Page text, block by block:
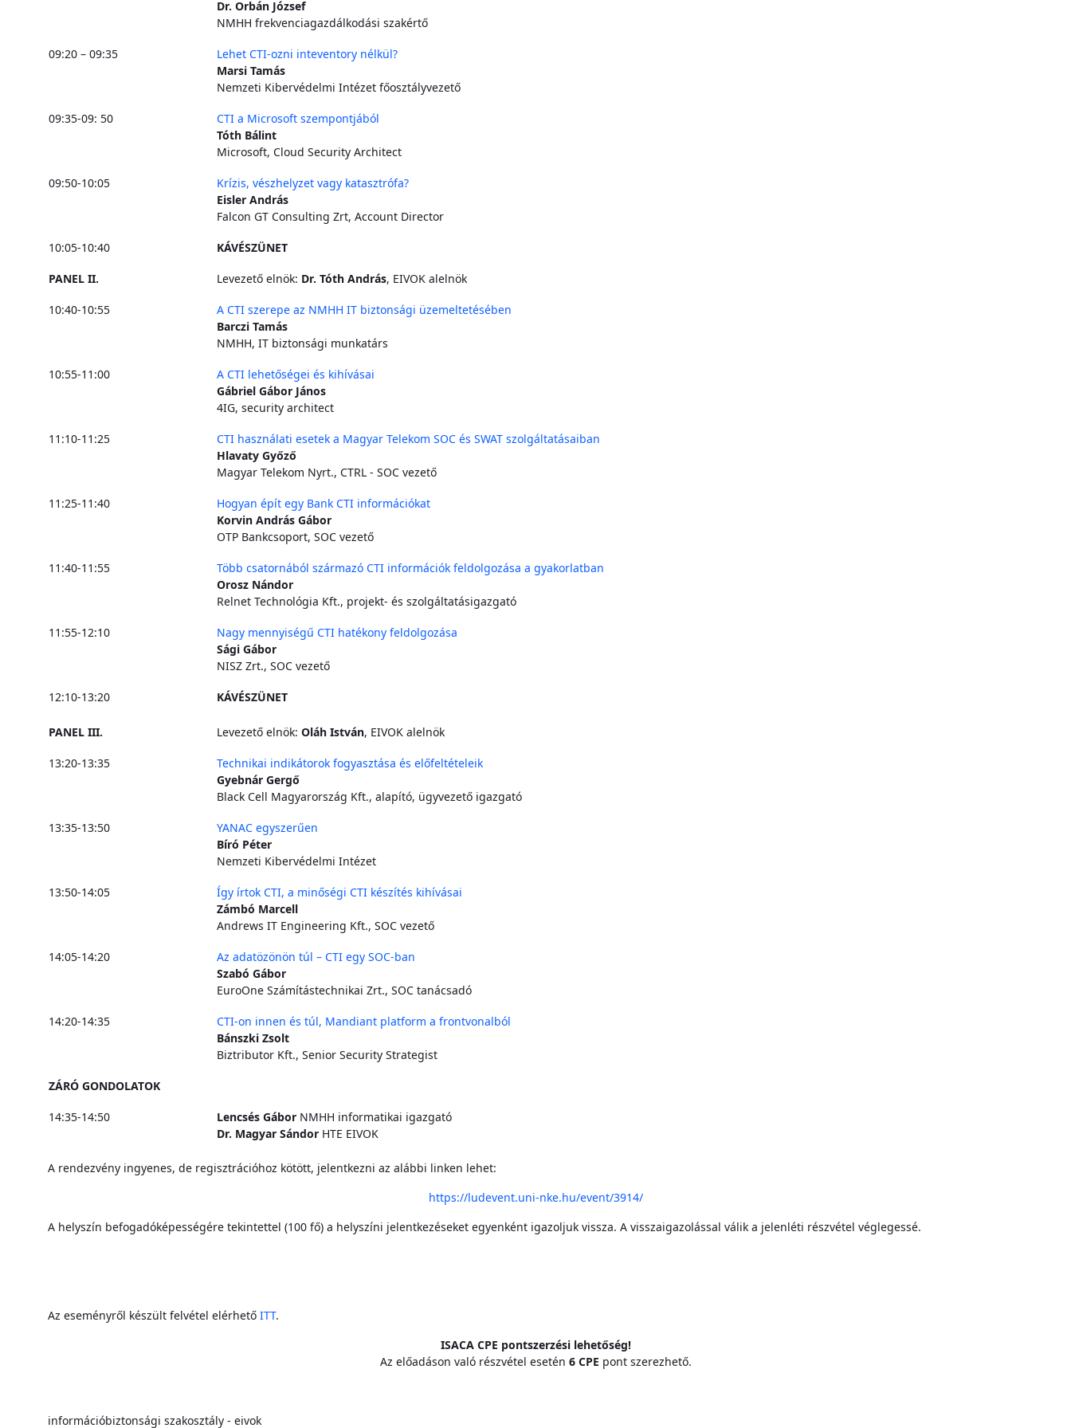
Dr. Orbán József
NMHH frekvenciagazdálkodási szakértő
09:20 – 09:35
Lehet CTI-ozni inteventory nélkül?
Marsi Tamás
Nemzeti Kibervédelmi Intézet főosztályvezető
09:35-09: 50
CTI a Microsoft szempontjából
Tóth Bálint
Microsoft, Cloud Security Architect
09:50-10:05
Krízis, vészhelyzet vagy katasztrófa?
Eisler András
Falcon GT Consulting Zrt, Account Director
10:05-10:40 KÁVÉSZÜNET
PANEL II. Levezető elnök: Dr. Tóth András, EIVOK alelnök
10:40-10:55
A CTI szerepe az NMHH IT biztonsági üzemeltetésében
Barczi Tamás
NMHH, IT biztonsági munkatárs
10:55-11:00
A CTI lehetőségei és kihívásai
Gábriel Gábor János
4IG, security architect
11:10-11:25
CTI használati esetek a Magyar Telekom SOC és SWAT szolgáltatásaiban
Hlavaty Győző
Magyar Telekom Nyrt., CTRL - SOC vezető
11:25-11:40
Hogyan épít egy Bank CTI információkat
Korvin András Gábor
OTP Bankcsoport, SOC vezető
11:40-11:55
Több csatornából származó CTI információk feldolgozása a gyakorlatban
Orosz Nándor
Relnet Technológia Kft., projekt- és szolgáltatásigazgató
11:55-12:10
Nagy mennyiségű CTI hatékony feldolgozása
Sági Gábor
NISZ Zrt., SOC vezető
12:10-13:20 KÁVÉSZÜNET
PANEL III. Levezető elnök: Oláh István, EIVOK alelnök
13:20-13:35
Technikai indikátorok fogyasztása és előfeltételeik
Gyebnár Gergő
Black Cell Magyarország Kft., alapító, ügyvezető igazgató
13:35-13:50
YANAC egyszerűen
Bíró Péter
Nemzeti Kibervédelmi Intézet
13:50-14:05
Így írtok CTI, a minőségi CTI készítés kihívásai
Zámbó Marcell
Andrews IT Engineering Kft., SOC vezető
14:05-14:20
Az adatözönön túl – CTI egy SOC-ban
Szabó Gábor
EuroOne Számítástechnikai Zrt., SOC tanácsadó
14:20-14:35
CTI-on innen és túl, Mandiant platform a frontvonalból
Bánszki Zsolt
Biztributor Kft., Senior Security Strategist
ZÁRÓ GONDOLATOK
14:35-14:50 Lencsés Gábor NMHH informatikai igazgató
Dr. Magyar Sándor HTE EIVOK
A rendezvény ingyenes, de regisztrációhoz kötött, jelentkezni az alábbi linken lehet:
https://ludevent.uni-nke.hu/event/3914/
A helyszín befogadóképességére tekintettel (100 fő) a helyszíni jelentkezéseket egyenként igazoljuk vissza. A visszaigazolással válik a jelenléti részvétel véglegessé.
Az eseményről készült felvétel elérhető ITT.
ISACA CPE pontszerzési lehetőség!
Az előadáson való részvétel esetén 6 CPE pont szerezhető.
információbiztonsági szakosztály - eivok